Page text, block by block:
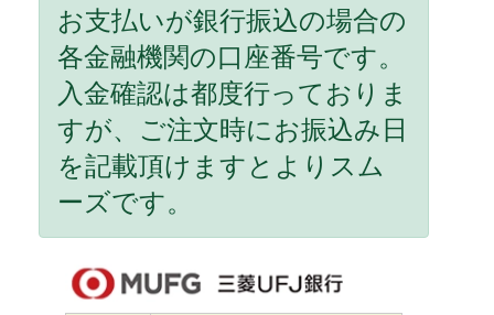
お支払いが銀行振込の場合の
各金融機関の口座番号です。
入金確認は都度行っておりま
すが、ご注文時にお振込み日
を記載頂けますとよりスム
ーズです。